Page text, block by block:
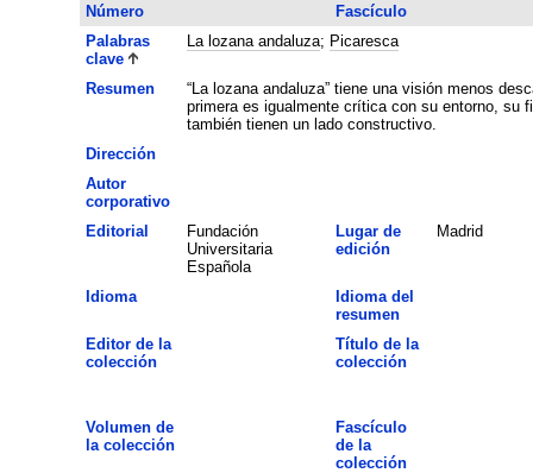
Número
Fascículo
Palabras
clave
La lozana andaluza; Picaresca
Resumen
“La lozana andaluza” tiene una visión menos
primera es igualmente crítica con su entorno, su
también tienen un lado constructivo.
Dirección
Autor
corporativo
Editorial
Fundación
Universitaria
Española
Lugar de
edición
Madrid
Idioma
Idioma del
resumen
Editor de la
colección
Título de la
colección
Volumen de
la colección
Fascículo
de la
colección